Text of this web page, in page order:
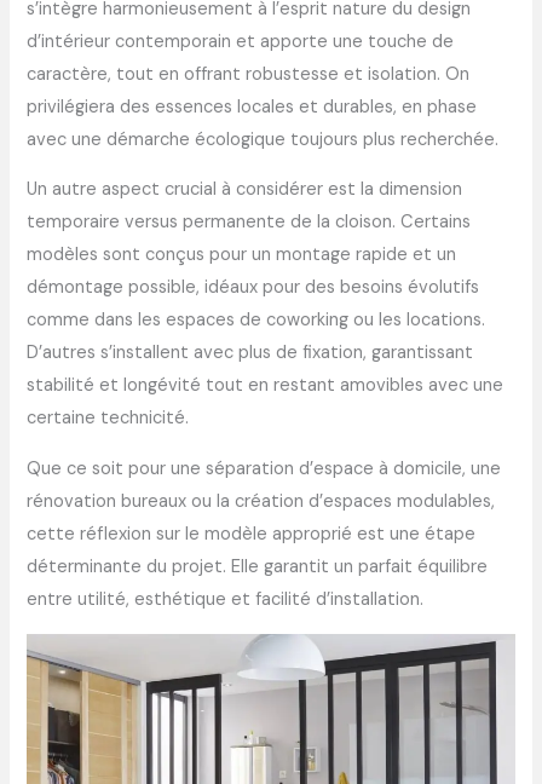
s’intègre harmonieusement à l’esprit nature du design
d’intérieur contemporain et apporte une touche de
caractère, tout en offrant robustesse et isolation. On
privilégiera des essences locales et durables, en phase
avec une démarche écologique toujours plus recherchée.
Un autre aspect crucial à considérer est la dimension
temporaire versus permanente de la cloison. Certains
modèles sont conçus pour un montage rapide et un
démontage possible, idéaux pour des besoins évolutifs
comme dans les espaces de coworking ou les locations.
D’autres s’installent avec plus de fixation, garantissant
stabilité et longévité tout en restant amovibles avec une
certaine technicité.
Que ce soit pour une séparation d’espace à domicile, une
rénovation bureaux ou la création d’espaces modulables,
cette réflexion sur le modèle approprié est une étape
déterminante du projet. Elle garantit un parfait équilibre
entre utilité, esthétique et facilité d’installation.